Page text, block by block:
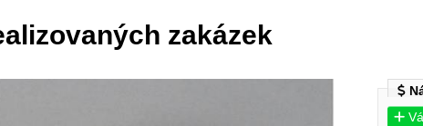
zakázek